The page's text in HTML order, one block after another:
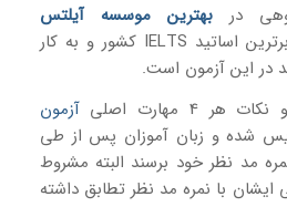
دربهترین موسسه آیلتس
حاصل سال‌ها کار برترین اساتید IELTS کشور و به کار
در این آزمون است.
4 مهارت اصلی
آزمون
شده و زبان آموزان پس از طی
مد نظر خود برسند البته مشروط
با نمره مد نظر تطابق داشته